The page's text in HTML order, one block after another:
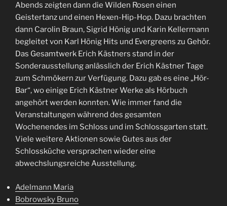
Abends zeigten dann die Wilden Rosen einen
Geistertanz und einen Hexen-Hip-Hop. Dazu brachten
dann Carolin Braun, Sigrid Hönig und Karin Kellermann
begleitet von Karl Hönig Hits und Evergreens zu Gehör.
Das Gesamtwerk Erich Kästners stand in der
Sonderausstellung anlässlich der Erich Kästner Tage
zum Schmökern zur Verfügung. Dazu gab es eine „Hör-
Bar“, wo einige Erich Kästner Werke als Hörbuch
angehört werden konnten. Wie immer fand die
Veranstaltungen während des gesamten
Wochenendes im Schloss und im Schlossgarten statt.
Viele weitere Aktionen sowie Gutes aus der
Schlossküche versprachen wieder eine
abwechslungsreiche Ausstellung.
Adelmann Maria
Bobrowsky Bruno